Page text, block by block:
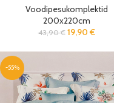
Voodipesukomplektid
200x220cm
43,90€ 19,90 €
-55%